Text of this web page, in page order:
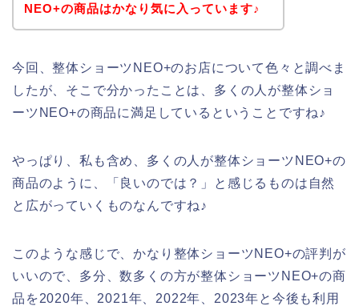
NEO+の商品はかなり気に入っています♪
今回、整体ショーツNEO+のお店について色々と調べま
したが、そこで分かったことは、多くの人が整体ショ
ーツNEO+の商品に満足しているということですね♪
やっぱり、私も含め、多くの人が整体ショーツNEO+の
商品のように、「良いのでは？」と感じるものは自然
と広がっていくものなんですね♪
このような感じで、かなり整体ショーツNEO+の評判が
いいので、多分、数多くの方が整体ショーツNEO+の商
品を2020年、2021年、2022年、2023年と今後も利用